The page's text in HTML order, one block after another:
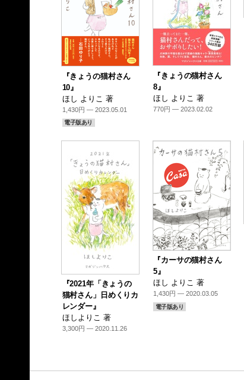
『きょうの猫村さん
10』
ほし よりこ 著
1,430円 — 2023.05.01
電子版あり
『きょうの猫村さん
8』
ほし よりこ 著
770円 — 2023.02.02
『2021年「きょうの
猫村さん」日めくりカ
レンダー』
ほしよりこ 著
3,300円 — 2020.11.26
『カーサの猫村さん
5』
ほし よりこ 著
1,430円 — 2020.03.05
電子版あり